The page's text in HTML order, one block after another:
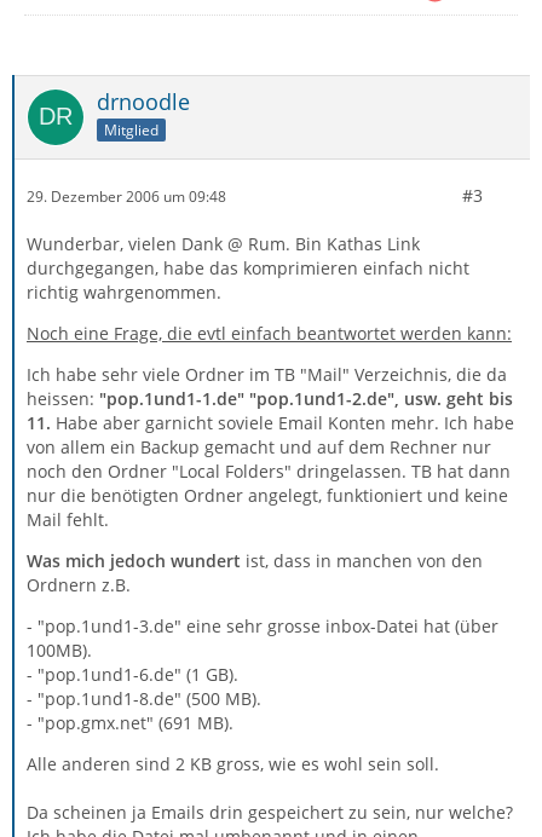
drnoodle
Mitglied
29. Dezember 2006 um 09:48 #3
Wunderbar, vielen Dank @ Rum. Bin Kathas Link
durchgegangen, habe das komprimieren einfach nicht
richtig wahrgenommen.
Noch eine Frage, die evtl einfach beantwortet werden kann:
Ich habe sehr viele Ordner im TB "Mail" Verzeichnis, die da
heissen: "pop.1und1-1.de" "pop.1und1-2.de", usw. geht bis
11. Habe aber garnicht soviele Email Konten mehr. Ich habe
von allem ein Backup gemacht und auf dem Rechner nur
noch den Ordner "Local Folders" dringelassen. TB hat dann
nur die benötigten Ordner angelegt, funktioniert und keine
Mail fehlt.
Was mich jedoch wundert ist, dass in manchen von den
Ordnern z.B.
- "pop.1und1-3.de" eine sehr grosse inbox-Datei hat (über
100MB).
- "pop.1und1-6.de" (1 GB).
- "pop.1und1-8.de" (500 MB).
- "pop.gmx.net" (691 MB).
Alle anderen sind 2 KB gross, wie es wohl sein soll.
Da scheinen ja Emails drin gespeichert zu sein, nur welche?